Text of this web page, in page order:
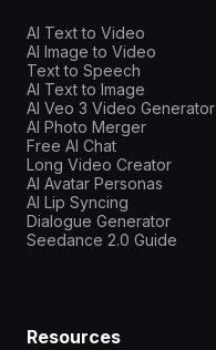
AI Text to Video
AI Image to Video
Text to Speech
AI Text to Image
AI Veo 3 Video Generator
AI Photo Merger
Free AI Chat
Long Video Creator
AI Avatar Personas
AI Lip Syncing
Dialogue Generator
Seedance 2.0 Guide
Resources